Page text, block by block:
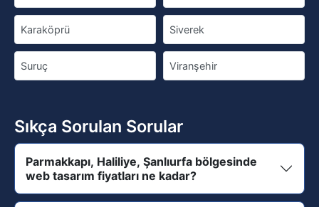
Karaköprü Siverek
Suruç Viranşehir
Sıkça Sorulan Sorular
Parmakkapı, Haliliye, Şanlıurfa bölgesinde
web tasarım fiyatları ne kadar?